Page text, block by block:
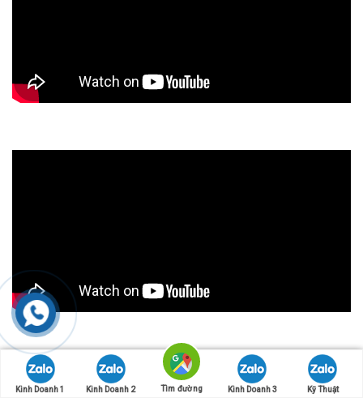
Kinh Doanh 1 Kinh Doanh 2 Tìm đường Kinh Doanh 3 Kỹ Thuật